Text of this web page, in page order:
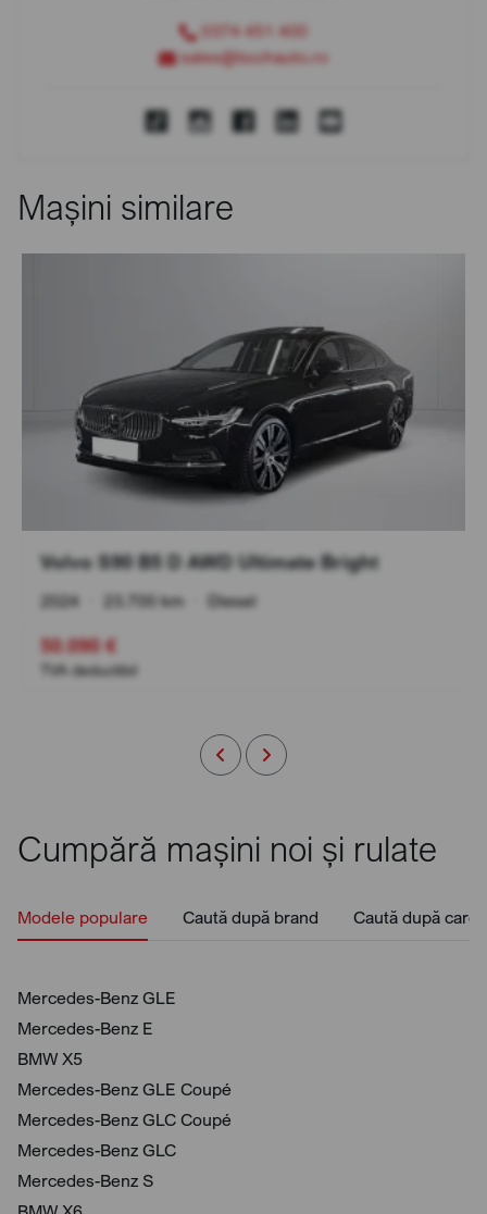
0374 451 400
sales@bcchauto.ro
Mașini similare
Volvo S90 B5 D AWD Ultimate Bright
2024 23.700 km Diesel
50.090 €
TVA deductibil
Cumpără mașini noi și rulate
Modele populare Caută după brand Caută după
Mercedes-Benz GLE
Mercedes-Benz E
BMW X5
Mercedes-Benz GLE Coupé
Mercedes-Benz GLC Coupé
Mercedes-Benz GLC
Mercedes-Benz S